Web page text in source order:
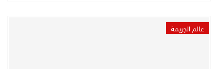
عالم الجريمة